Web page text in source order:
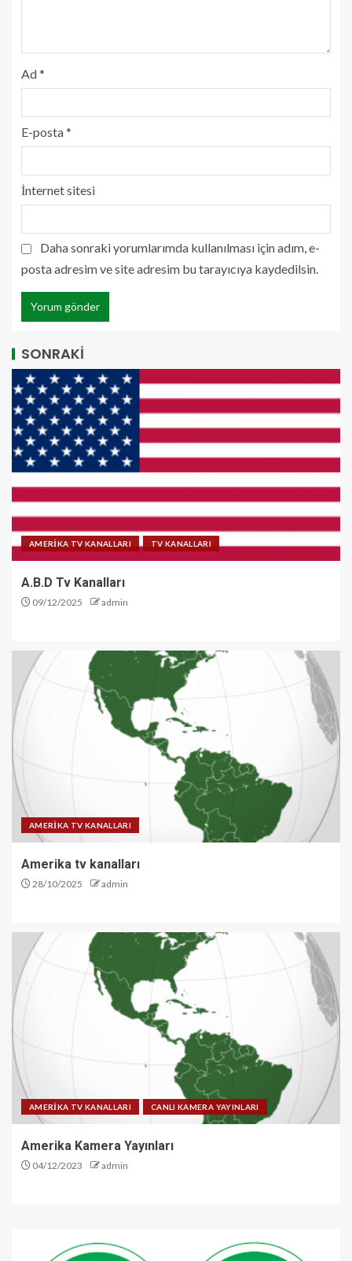
Ad*
E-posta*
İnternet sitesi
Daha sonraki yorumlarımda kullanılması için adım, e-
posta adresim ve site adresim bu tarayıcıya kaydedilsin.
SONRAKİ
AMERİKA TV KANALLARI TV KANALLARI
A.B.D Tv Kanalları
09/12/2025 admin
AMERİKA TV KANALLARI
Amerika tv kanalları
28/10/2025 admin
AMERİKA TV KANALLARI CANLI KAMERA YAYINLARI
Amerika Kamera Yayınları
04/12/2023 admin